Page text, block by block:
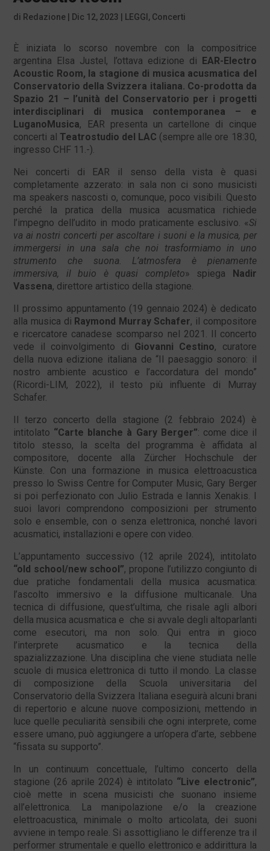
di Redazione Dic 12, 2023 LEGGI , Concerti
È iniziata lo scorso novembre con la compositrice
argentina Elsa Justel, l’ottava edizione di
EAR-Electro
Acoustic Room, la stagione di musica acusmatica del
Conservatorio della Svizzera italiana. Co-prodotta da
Spazio 21 – l’unità del Conservatorio per i progetti
interdisciplinari di musica contemporanea – e
LuganoMusica, EAR presenta un cartellone di cinque
concerti al Teatrostudio del LAC (sempre alle ore 18:30,
ingresso CHF 11.-).
Nei concerti di EAR il senso della vista è quasi
completamente azzerato: in sala non ci sono musicisti
ma speakers nascosti o, comunque, poco visibili. Questo
perché la pratica della musica acusmatica richiede
l’impegno dell’udito in modo praticamente esclusivo. «Si
va ai nostri concerti per ascoltare i suoni e la musica, per
immergersi in una sala che noi trasformiamo in uno
strumento che suona. L’atmosfera è pienamente
immersiva, il buio è quasi completo» spiega
Nadir
Vassena, direttore artistico della stagione.
Il prossimo appuntamento (19 gennaio 2024) è dedicato
alla musica di Raymond Murray Schafer, il compositore
e ricercatore canadese scomparso nel 2021. Il concerto
vede il coinvolgimento di Giovanni Cestino, curatore
della nuova edizione italiana de “Il paesaggio sonoro: il
nostro ambiente acustico e l’accordatura del mondo”
(Ricordi-LIM, 2022), il testo più influente di Murray
Schafer.
Il terzo concerto della stagione (2 febbraio 2024) è
intitolato “Carte blanche à Gary Berger”: come dice il
titolo stesso, la scelta del programma è affidata al
compositore, docente alla Zürcher Hochschule der
Künste. Con una formazione in musica elettroacustica
presso lo Swiss Centre for Computer Music, Gary Berger
si poi perfezionato con Julio Estrada e Iannis Xenakis. I
suoi lavori comprendono composizioni per strumento
solo e ensemble, con o senza elettronica, nonché lavori
acusmatici, installazioni e opere con video.
L’appuntamento successivo (12 aprile 2024), intitolato
“old school/new school”, propone l’utilizzo congiunto di
due pratiche fondamentali della musica acusmatica:
l’ascolto immersivo e la diffusione multicanale. Una
tecnica di diffusione, quest’ultima, che risale agli albori
della musica acusmatica e che si avvale degli altoparlanti
come esecutori, ma non solo. Qui entra in gioco
l’interprete acusmatico e la tecnica della
spazializzazione. Una disciplina che viene studiata nelle
scuole di musica elettronica di tutto il mondo. La classe
di composizione della Scuola universitaria del
Conservatorio della Svizzera Italiana eseguirà alcuni brani
di repertorio e alcune nuove composizioni, mettendo in
luce quelle peculiarità sensibili che ogni interprete, come
essere umano, può aggiungere a un’opera d’arte, sebbene
“fissata su supporto”.
In un continuum concettuale, l’ultimo concerto della
stagione (26 aprile 2024) è intitolato “Live electronic”,
cioè mette in scena musicisti che suonano insieme
all’elettronica. La manipolazione e/o la creazione
elettroacustica, minimale o molto articolata, dei suoni
avviene in tempo reale. Si assottigliano le differenze tra il
performer strumentale e quello elettronico e addirittura la